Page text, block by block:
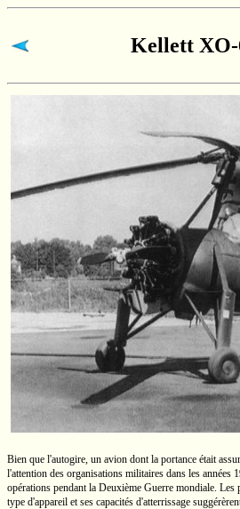
Kellett XO-
Bien que l'autogire, un avion dont la portance était
l'attention des organisations militaires dans les années
opérations pendant la Deuxième Guerre mondiale. Les
type d'appareil et ses capacités d'atterrissage